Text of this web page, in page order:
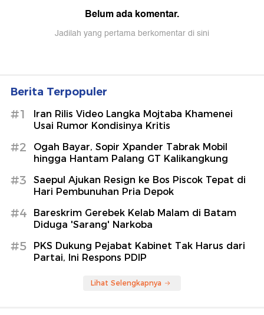
Usai Rumor Kondisinya Kritis
Ogah Bayar, Sopir Xpander Tabrak Mobil
hingga Hantam Palang GT Kalikangkung
#4
Bareskrim Gerebek Kelab Malam di Batam
PKS Dukung Pejabat Kabinet Tak Harus dari
Lihat Selengkapnya
Berita Terkini
Pamit Main ke Ortu, 3 Remaja di Depok Malah
Terciduk Hendak Tawuran
Jelang Sidang Kasus Haji Eks Menag Yaqut, KPK